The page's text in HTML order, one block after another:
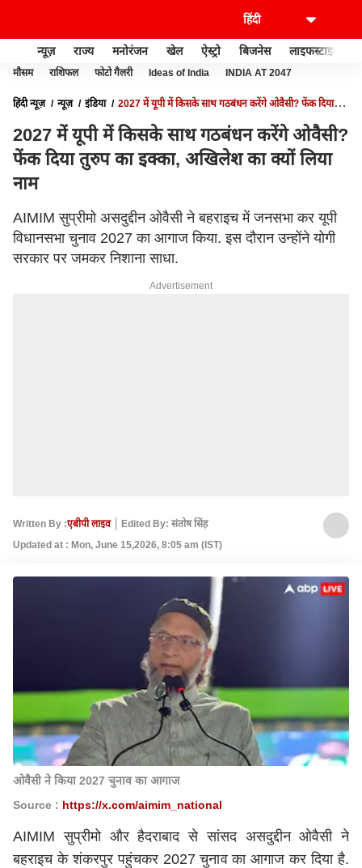
न्यूज़ राज्य मनोरंजन खेल ऐस्ट्रो बिजनेस लाइफस्टाइल
मौसम राशिफल फोटो गैलरी Ideas of India INDIA AT 2047
हिंदी न्यूज़ न्यूज़ इंडिया
2027 में यूपी में किसके साथ गठबंधन करेंगे ओवैसी? फेंक दिया
2027 में यूपी में किसके साथ गठबंधन करेंगे ओवैसी?
फेंक दिया तुरुप का इक्का, अखिलेश का क्यों लिया
नाम
AIMIM सुप्रीमो असदुद्दीन ओवैसी ने बहराइच में जनसभा कर यूपी
विधानसभा चुनाव 2027 का आगाज किया. इस दौरान उन्होंने योगी
सरकार पर जमकर निशाना साधा.
Advertisement
Written By :एबीपी लाइव
Edited By: संतोष सिंह
Updated at : Mon, June 15,2026, 8:05 am (IST)
ओवैसी ने किया 2027 चुनाव का आगाज
Source : https://x.com/aimim_national
AIMIM सुप्रीमो और हैदराबाद से सांसद असदुद्दीन ओवैसी ने
बहराइच के शंकरपुर पहुंचकर 2027 चुनाव का आगाज कर दिया है.